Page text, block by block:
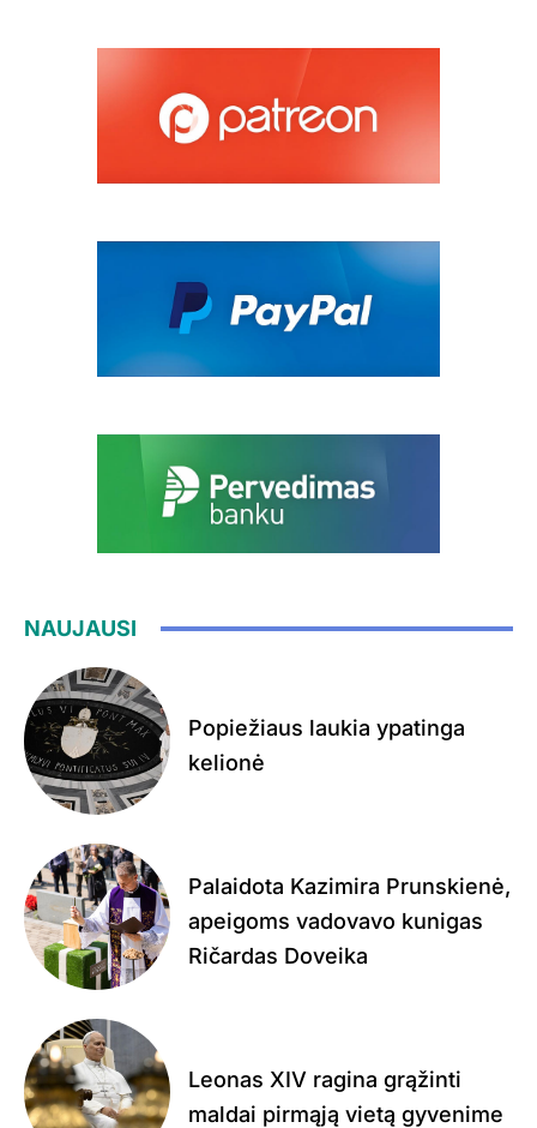
NAUJAUSI
Popiežiaus laukia ypatinga
kelionė
Palaidota Kazimira Prunskienė,
apeigoms vadovavo kunigas
Ričardas Doveika
Leonas XIV ragina grąžinti
maldai pirmąją vietą gyvenime